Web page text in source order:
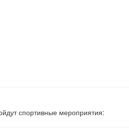
спортивные мероприятия: